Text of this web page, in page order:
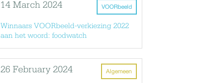
VOORbeeld
14 March 2024
Winnaars VOORbeeld-verkiezing 2022
aan het woord: foodwatch
Algemeen
26 February 2024